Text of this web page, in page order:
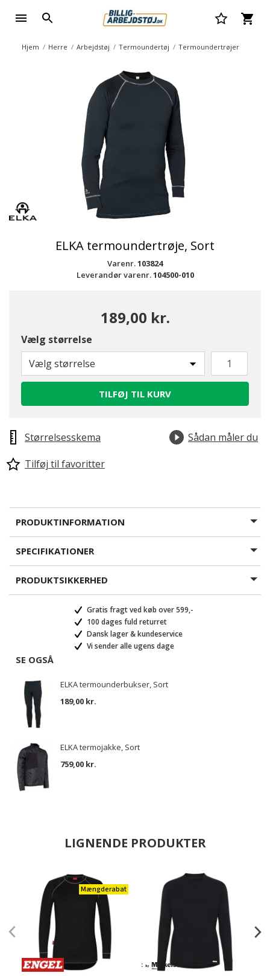
Hjem Herre Arbejdstøj Termoundertøj Termoundertrøjer
ELKA termoundertrøje, Sort
Varenr.103824
Leverandør varenr.104500-010
189,00 kr.
Vælg størrelse
Vælg størrelse
TILFØJ TIL KURV
Størrelsesskema
Sådan måler du
Tilføj til favoritter
PRODUKTINFORMATION
SPECIFIKATIONER
PRODUKTSIKKERHED
Gratis fragt ved køb over 599,-
100 dages fuld returret
Dansk lager & kundeservice
Vi sender alle ugens dage
SE OGSÅ
ELKA termounderbukser, Sort
189,00 kr.
ELKA termojakke, Sort
759,00 kr.
LIGNENDE PRODUKTER
Mængderabat